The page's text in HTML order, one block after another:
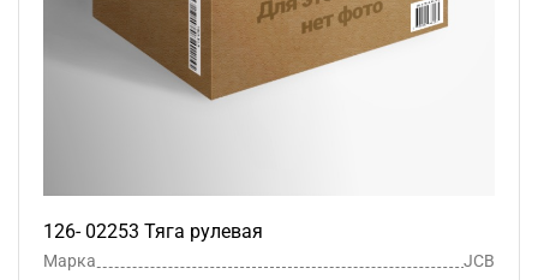
126- 02253 Тяга рулевая
Марка
JCB